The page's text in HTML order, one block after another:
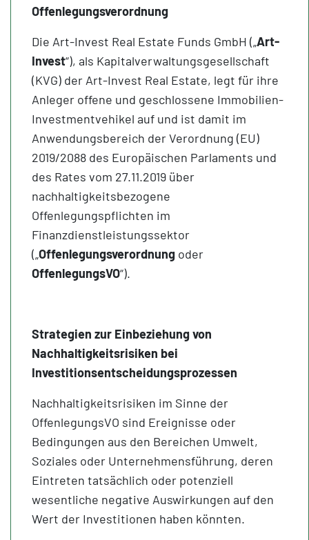
Offenlegungsverordnung
Die Art-Invest Real Estate Funds GmbH („Art-
Invest“), als Kapitalverwaltungsgesellschaft
(KVG) der Art-Invest Real Estate, legt für ihre
Anleger offene und geschlossene Immobilien-
Investmentvehikel auf und ist damit im
Anwendungsbereich der Verordnung (EU)
2019/2088 des Europäischen Parlaments und
des Rates vom 27.11.2019 über
nachhaltigkeitsbezogene
Offenlegungspflichten im
Finanzdienstleistungssektor
(„Offenlegungsverordnung oder
OffenlegungsVO“).
Strategien zur Einbeziehung von
Nachhaltigkeitsrisiken bei
Investitionsentscheidungsprozessen
Nachhaltigkeitsrisiken im Sinne der
OffenlegungsVO sind Ereignisse oder
Bedingungen aus den Bereichen Umwelt,
Soziales oder Unternehmensführung, deren
Eintreten tatsächlich oder potenziell
wesentliche negative Auswirkungen auf den
Wert der Investitionen haben könnten.